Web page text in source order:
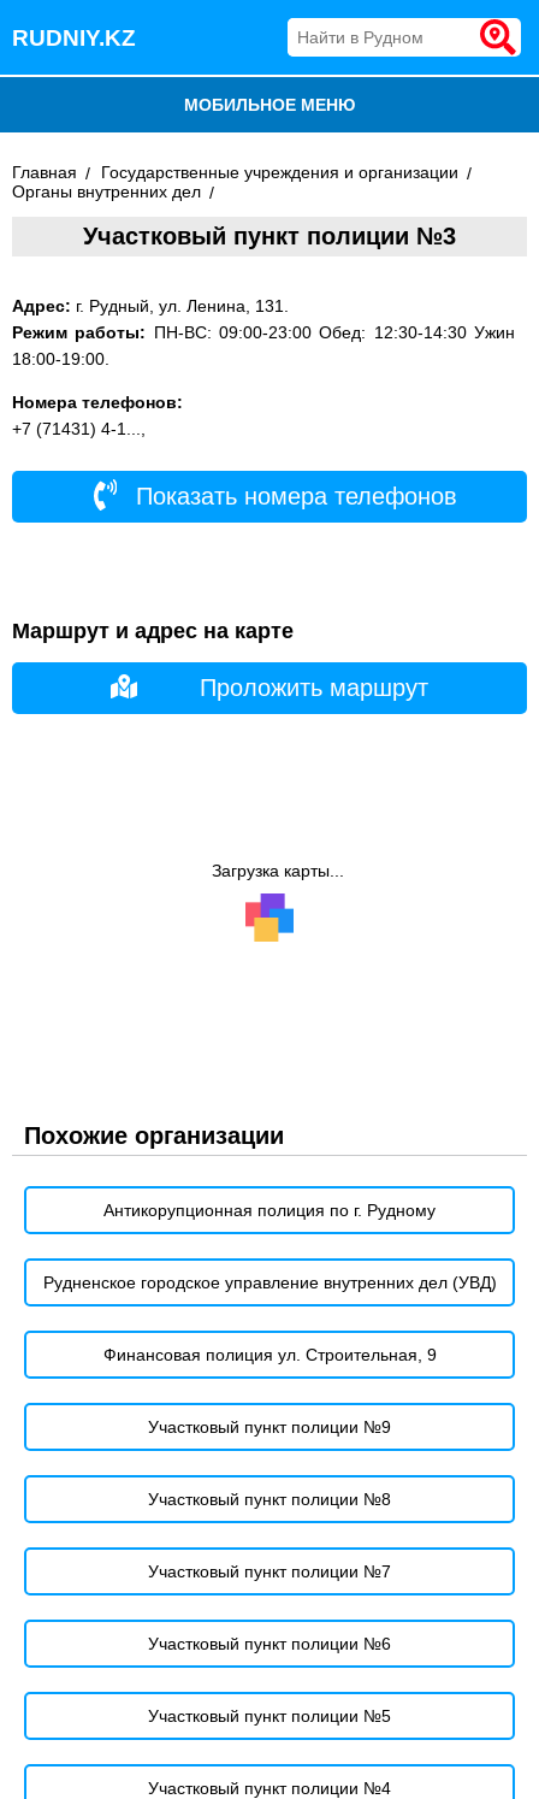
RUDNIY.KZ
МОБИЛЬНОЕ МЕНЮ
Главная
Государственные учреждения и организации
Органы внутренних дел
Участковый пункт полиции №3
Адрес: г. Рудный, ул. Ленина, 131.
Режим работы: ПН-ВС: 09:00-23:00 Обед: 12:30-14:30 Ужин
18:00-19:00.
Номера телефонов:
+7 (71431) 4-1...,
Показать номера телефонов
Маршрут и адрес на карте
Проложить маршрут
Загрузка карты...
Похожие организации
Антикорупционная полиция по г. Рудному
Рудненское городское управление внутренних дел (УВД)
Финансовая полиция ул. Строительная, 9
Участковый пункт полиции №9
Участковый пункт полиции №8
Участковый пункт полиции №7
Участковый пункт полиции №6
Участковый пункт полиции №5
Участковый пункт полиции №4